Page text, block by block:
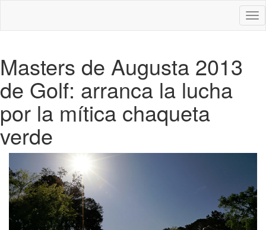
Masters de Augusta 2013
de Golf: arranca la lucha
por la mítica chaqueta
verde